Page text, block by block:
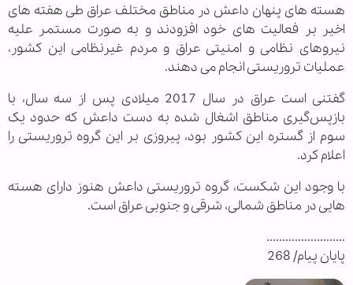
هسته های پنهان داعش در مناطق مختلف عراق طی هفته های
اخیر بر فعالیت های خود افزودند و به صورت مستمر علیه
نیروهای نظامی و امنیتی عراق و مردم غیرنظامی این کشور،
عملیات تروریستی انجام می دهند.
گفتنی است عراق در سال 2017 میلادی پس از سه سال، با
بازپس‌گیری مناطق اشغال شده به دست داعش که حدود یک
سوم از گستره این کشور بود، پیروزی بر این گروه تروریستی را
اعلام کرد.
با وجود این شکست، گروه تروریستی داعش هنوز دارای هسته‌
هایی در مناطق شمالی، شرقی و جنوبی عراق است.
.........................
پایان پیام/ 268